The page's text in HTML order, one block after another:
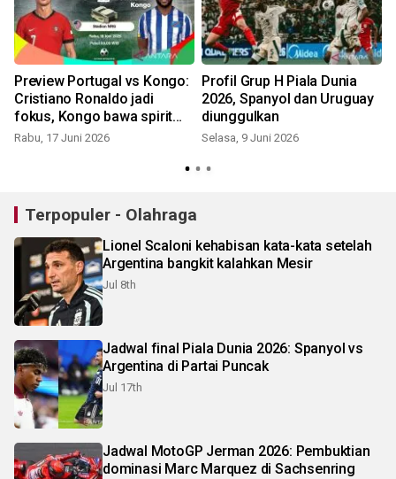
Preview Portugal vs Kongo:
Cristiano Ronaldo jadi
fokus, Kongo bawa spirit
Lumumba
Rabu, 17 Juni 2026
Profil Grup H Piala Dunia
2026, Spanyol dan Uruguay
diunggulkan
Selasa, 9 Juni 2026
Terpopuler - Olahraga
Lionel Scaloni kehabisan kata-kata setelah
Argentina bangkit kalahkan Mesir
Jul 8th
Jadwal final Piala Dunia 2026: Spanyol vs
Argentina di Partai Puncak
Jul 17th
Jadwal MotoGP Jerman 2026: Pembuktian
dominasi Marc Marquez di Sachsenring